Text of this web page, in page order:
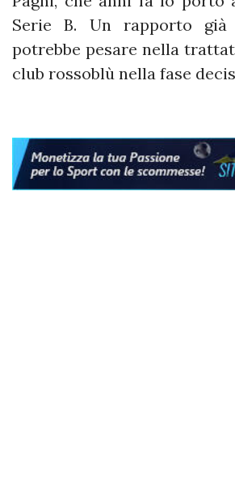
Serie B. Un rapporto già
potrebbe pesare nella
club rossoblù nella fase